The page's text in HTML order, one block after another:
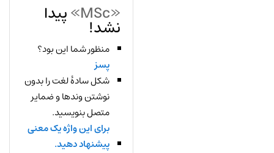
«MSc» پیدا
نشد!
منظور شما این بود؟
پسز
شکل سادهٔ لغت را بدون
نوشتن وندها و ضمایر
متصل بنویسید.
برای این واژه یک معنی
پیشنهاد دهید.